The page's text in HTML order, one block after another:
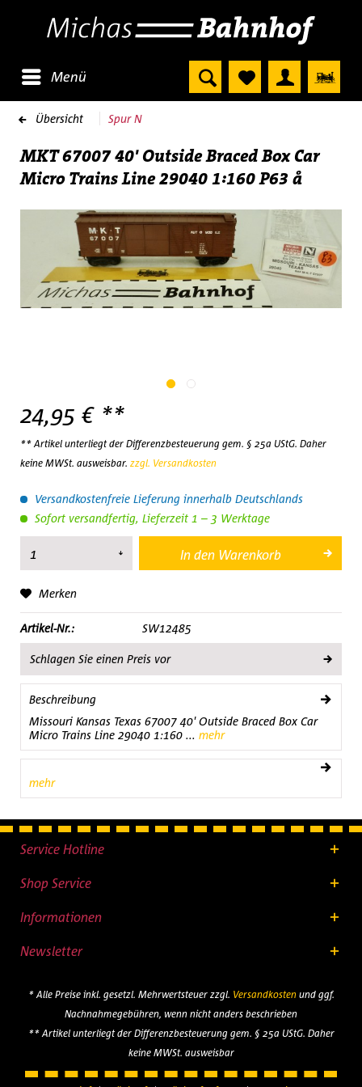
Menü
Übersicht Spur N
MKT 67007 40' Outside Braced Box Car
Micro Trains Line 29040 1:160 P63 å
24,95 € **
** Artikel unterliegt der Differenzbesteuerung gem. § 25a UStG. Daher
keine MWSt. ausweisbar. zzgl. Versandkosten
Versandkostenfreie Lieferung innerhalb Deutschlands
Sofort versandfertig, Lieferzeit 1 – 3 Werktage
In den Warenkorb
Merken
Artikel-Nr.: SW12485
Schlagen Sie einen Preis vor
Beschreibung
Missouri Kansas Texas 67007 40' Outside Braced Box Car
Micro Trains Line 29040 1:160 ... mehr
mehr
Service Hotline
Shop Service
Informationen
Newsletter
* Alle Preise inkl. gesetzl. Mehrwertsteuer zzgl. Versandkostenund ggf.
Nachnahmegebühren, wenn nicht anders beschrieben
** Artikel unterliegt der Differenzbesteuerung gem. § 25a UStG. Daher
keine MWSt. ausweisbar